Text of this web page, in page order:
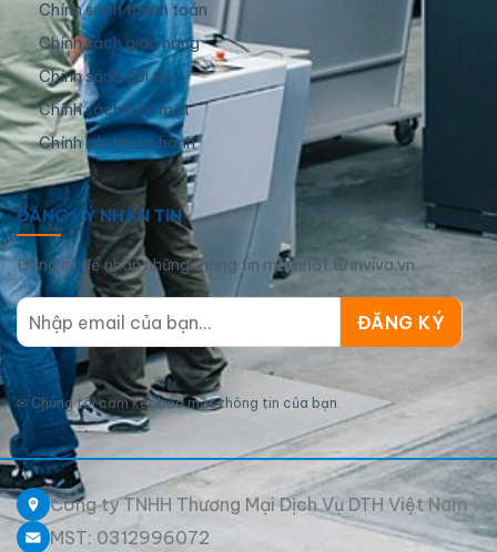
Chính sách thanh toán
Chính sách giao hàng
Chính sách đổi trả
Chính sách bảo mật
Chính sách bảo hành
ĐĂNG KÝ NHẬN TIN
Đăng ký để nhận những thông tin mới nhất từ inviva.vn
✉ Chúng tôi cam kết bảo mật thông tin của bạn.
Công ty TNHH Thương Mại Dịch Vụ DTH Việt Nam
MST: 0312996072